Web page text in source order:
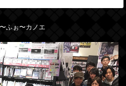
ふぉ〜カノエ